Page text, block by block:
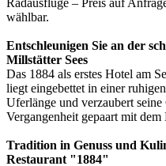
wählbar.
Entschleunigen Sie an der
Millstätter Sees
Das 1884 als erstes Hotel am
liegt eingebettet in einer
Uferlänge und verzaubert
Vergangenheit gepaart mit
Tradition in Genuss und
Restaurant "1884"